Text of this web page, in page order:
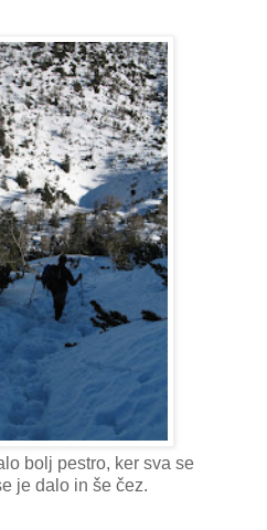
bolj pestro, ker sva se
je dalo in še čez.